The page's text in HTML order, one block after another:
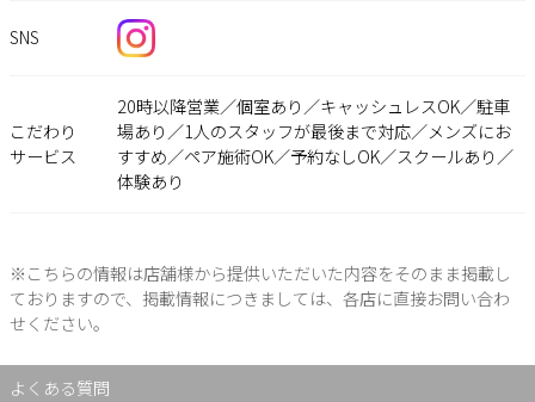
SNS
こだわり
サービス
20時以降営業／個室あり／キャッシュレスOK／駐車
場あり／1人のスタッフが最後まで対応／メンズにお
すすめ／ペア施術OK／予約なしOK／スクールあり／
体験あり
※こちらの情報は店舗様から提供いただいた内容をそのまま掲載し
ておりますので、掲載情報につきましては、各店に直接お問い合わ
せください。
よくある質問